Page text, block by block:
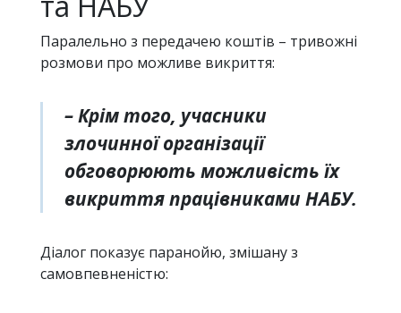
Паралельно з передачею коштів – тривожні
розмови про можливе викриття:
– Крім того, учасники
злочинної організації
обговорюють можливість їх
викриття працівниками НАБУ.
Діалог показує паранойю, змішану з
самовпевненістю: